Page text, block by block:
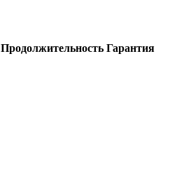
Продолжительность Гарантия